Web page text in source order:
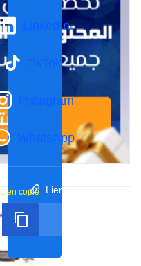
LinkedIn
TikTok
Instagram
WhatsApp
Lien court
Lien copié